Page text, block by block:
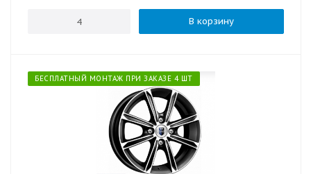
В корзину
БЕСПЛАТНЫЙ МОНТАЖ ПРИ ЗАКАЗЕ 4 ШТ